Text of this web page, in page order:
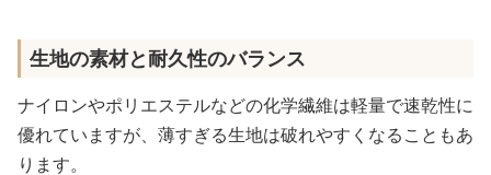
生地の素材と耐久性のバランス
ナイロンやポリエステルなどの化学繊維は軽量で速乾性に
優れていますが、薄すぎる生地は破れやすくなることもあ
ります。